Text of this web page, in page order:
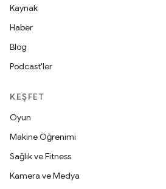
Kaynak
Haber
Blog
Podcast'ler
KEŞFET
Oyun
Makine Öğrenimi
Sağlık ve Fitness
Kamera ve Medya